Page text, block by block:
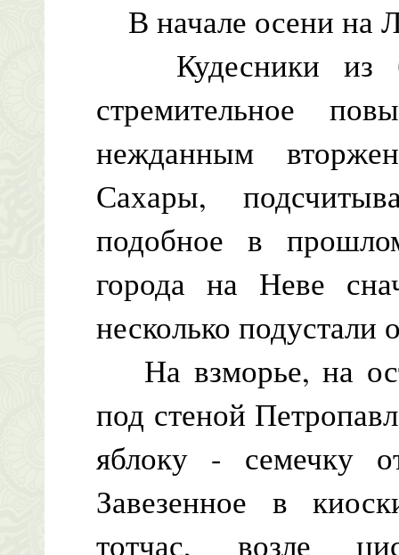
В начале осени на
Кудесники из
стремительное
нежданным
Сахары,
подобное в
города на Неве
несколько
На взморье, на
под стеной
яблоку - семечку
Завезенное в
тотчас, возле